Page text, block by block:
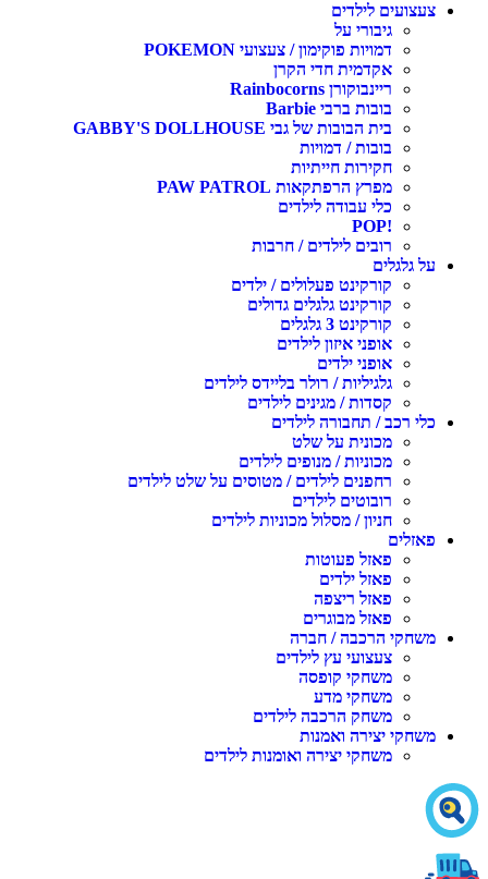
צעצועים לילדים
גיבורי על
דמויות פוקימון / צעצועי POKEMON
אקדמית חדי הקרן
ריינבוקורן Rainbocorns
בובות ברבי Barbie
בית הבובות של גבי GABBY'S DOLLHOUSE
בובות / דמויות
חקירות חייתיות
מפרץ הרפתקאות PAW PATROL
כלי עבודה לילדים
!POP
רובים לילדים / חרבות
על גלגלים
קורקינט פעלולים / ילדים
קורקינט גלגלים גדולים
קורקינט 3 גלגלים
אופני איזון לילדים
אופני ילדים
גלגיליות / רולר בליידס לילדים
קסדות / מגינים לילדים
כלי רכב / תחבורה לילדים
מכונית על שלט
מכוניות / מנופים לילדים
רחפנים לילדים / מטוסים על שלט לילדים
רובוטים לילדים
חניון / מסלול מכוניות לילדים
פאזלים
פאזל פעוטות
פאזל ילדים
פאזל ריצפה
פאזל מבוגרים
משחקי הרכבה / חברה
צעצועי עץ לילדים
משחקי קופסה
משחקי מדע
משחק הרכבה לילדים
משחקי יצירה ואמנות
משחקי יצירה ואומנות לילדים